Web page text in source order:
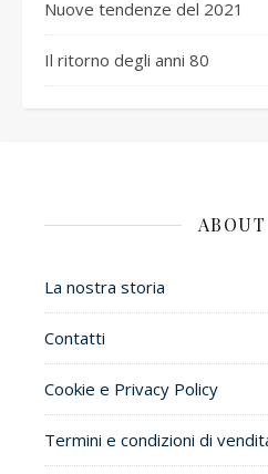
Nuove tendenze del 2021
Il ritorno degli anni 80
La nostra storia
Contatti
Cookie e Privacy Policy
Termini e condizioni di